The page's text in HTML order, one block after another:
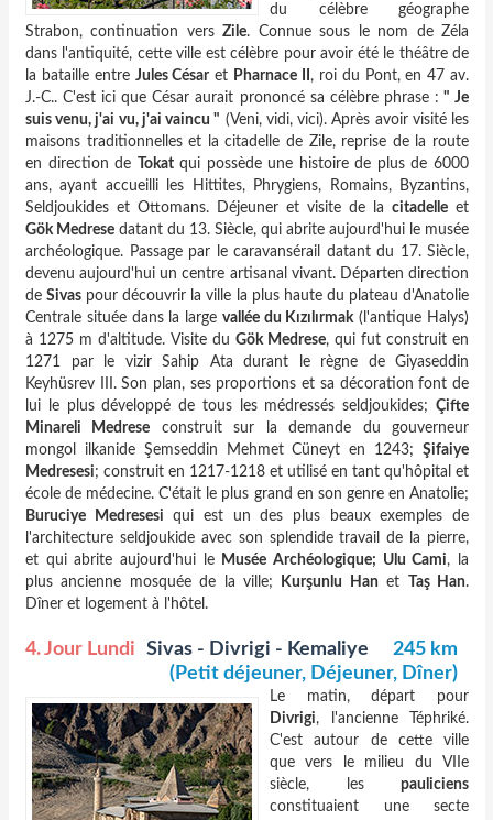
du célèbre géographe
Strabon, continuation versZile. Connue sous le nom de Zéla
dans l'antiquité, cette ville est célèbre pour avoir été le théâtre de
la bataille entre Jules Césaret Pharnace II , roi du Pont, en 47 av.
J.-C.. C'est ici que César aurait prononcé sa célèbre phrase : " Je
suis venu, j'ai vu, j'ai vaincu " (Veni, vidi, vici). Après avoir visité les
maisons traditionnelles et la citadelle de Zile, reprise de la route
en direction de Tokatqui possède une histoire de plus de 6000
ans, ayant accueilli les Hittites, Phrygiens, Romains, Byzantins,
Seldjoukides et Ottomans. Déjeuner et visite de la citadelle et
Gök Medrese datant du 13. Siècle, qui abrite aujourd'hui le musée
archéologique. Passage par le caravansérail datant du 17. Siècle,
devenu aujourd'hui un centre artisanal vivant. Départen direction
deSivas pour découvrir la ville la plus haute du plateau d'Anatolie
Centrale située dans la large vallée du Kızılırmak (l'antique Halys)
à 1275 m d'altitude. Visite du Gök Medrese, qui fut construit en
1271 par le vizir Sahip Ata durant le règne de Giyaseddin
Keyhüsrev III. Son plan, ses proportions et sa décoration font de
lui le plus développé de tous les médressés seldjoukides; Çifte
Minareli Medrese construit sur la demande du gouverneur
mongol ilkanide Şemseddin Mehmet Cüneyt en 1243; Şifaiye
Medresesi; construit en 1217-1218 et utilisé en tant qu'hôpital et
école de médecine. C'était le plus grand en son genre en Anatolie;
Buruciye Medresesi qui est un des plus beaux exemples de
l'architecture seldjoukide avec son splendide travail de la pierre,
et qui abrite aujourd'hui le Musée Archéologique; Ulu Cami, la
plus ancienne mosquée de la ville;
Kurşunlu Han et Taş Han.
Dîner et logement à l'hôtel.
4. Jour Lundi Sivas - Divrigi - Kemaliye
245 km
(Petit déjeuner, Déjeuner, Dîner)
Le matin, départ pour
Divrigi, l'ancienne Téphriké.
C'est autour de cette ville
que vers le milieu du VIIe
siècle, les pauliciens
constituaient une secte